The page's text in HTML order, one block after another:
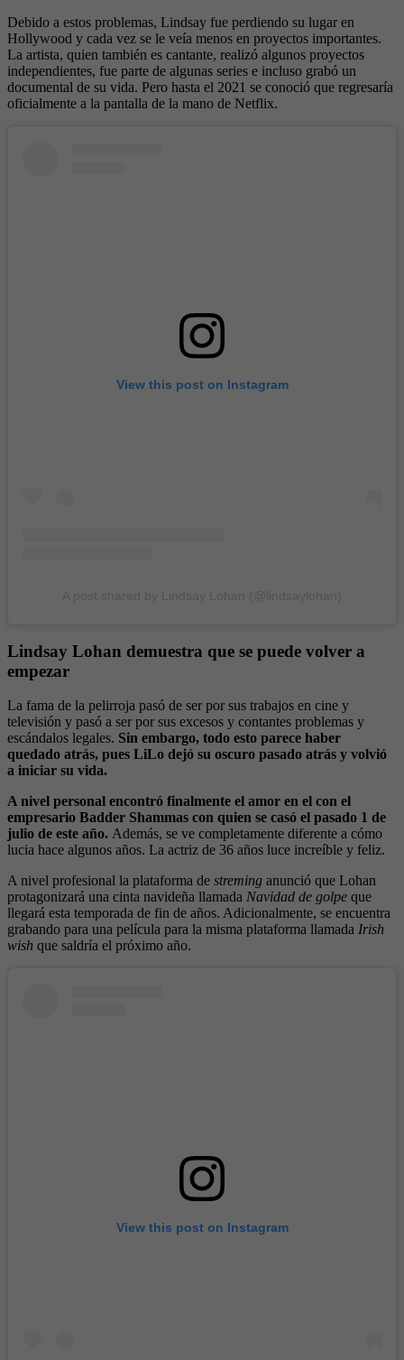
Debido a estos problemas, Lindsay fue perdiendo su lugar en
Hollywood y cada vez se le veía menos en proyectos importantes.
La artista, quien también es cantante, realizó algunos proyectos
independientes, fue parte de algunas series e incluso grabó un
documental de su vida. Pero hasta el 2021 se conoció que regresaría
oficialmente a la pantalla de la mano de Netflix.
View this post on Instagram
Lindsay Lohan demuestra que se puede volver a
empezar
La fama de la pelirroja pasó de ser por sus trabajos en cine y
televisión y pasó a ser por sus excesos y contantes problemas y
escándalos legales. Sin embargo, todo esto parece haber
quedado atrás, pues LiLo dejó su oscuro pasado atrás y volvió
a iniciar su vida.
A nivel personal encontró finalmente el amor en el con el
empresario Badder Shammas con quien se casó el pasado 1 de
julio de este año. Además, se ve completamente diferente a cómo
lucia hace algunos años. La actriz de 36 años luce increíble y feliz.
A nivel profesional la plataforma de streming anunció que Lohan
protagonizará una cinta navideña llamada Navidad de golpe que
llegará esta temporada de fin de años. Adicionalmente, se encuentra
grabando para una película para la misma plataforma llamada Irish
wish que saldría el próximo año.
View this post on Instagram